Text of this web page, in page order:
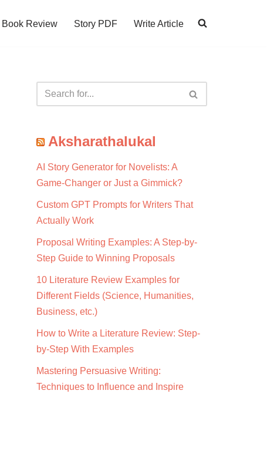
Book Review Story PDF Write Article
Aksharathalukal
AI Story Generator for Novelists: A
Game-Changer or Just a Gimmick?
Custom GPT Prompts for Writers That
Actually Work
Proposal Writing Examples: A Step-by-
Step Guide to Winning Proposals
10 Literature Review Examples for
Different Fields (Science, Humanities,
Business, etc.)
How to Write a Literature Review: Step-
by-Step With Examples
Mastering Persuasive Writing:
Techniques to Influence and Inspire